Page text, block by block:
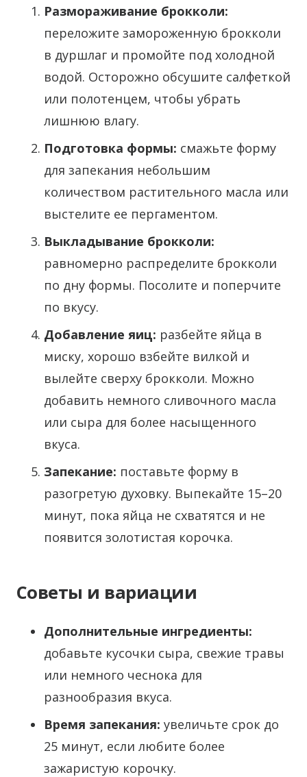
Размораживание брокколи:
переложите замороженную брокколи
в дуршлаг и промойте под холодной
водой. Осторожно обсушите салфеткой
или полотенцем, чтобы убрать
лишнюю влагу.
Подготовка формы: смажьте форму
для запекания небольшим
количеством растительного масла или
выстелите ее пергаментом.
Выкладывание брокколи:
равномерно распределите брокколи
по дну формы. Посолите и поперчите
по вкусу.
Добавление яиц: разбейте яйца в
миску, хорошо взбейте вилкой и
вылейте сверху брокколи. Можно
добавить немного сливочного масла
или сыра для более насыщенного
вкуса.
Запекание: поставьте форму в
разогретую духовку. Выпекайте 15–20
минут, пока яйца не схватятся и не
появится золотистая корочка.
Советы и вариации
Дополнительные ингредиенты:
добавьте кусочки сыра, свежие травы
или немного чеснока для
разнообразия вкуса.
Время запекания: увеличьте срок до
25 минут, если любите более
зажаристую корочку.